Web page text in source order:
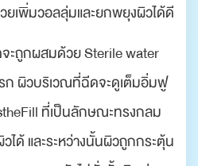
ยเพิ่มวอลลุ่มและยกพยุงผิวได้ดี
ะถูกผสมด้วย Sterile water
ก ผิวบริเวณที่ฉีดจะดูเต็มอิ่มฟู
ที่เป็นลักษณะทรงกลม
ด้ และระหว่างนั้นผิวถูกกระตุ้น